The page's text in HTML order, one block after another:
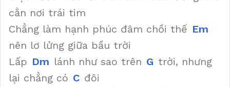
cằn nơi trái tim
Chẳng làm hạnh phúc đâm chồi thế Em
nên lơ lửng giữa bầu trời
Lấp Dm lánh như sao trên G trời, nhưng
lại chẳng có C đôi